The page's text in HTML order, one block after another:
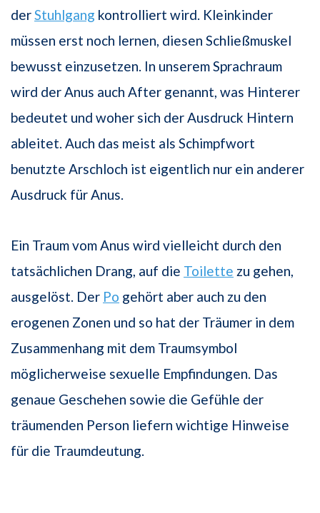
derStuhlgang kontrolliert wird. Kleinkinder
müssen erst noch lernen, diesen Schließmuskel
bewusst einzusetzen. In unserem Sprachraum
wird der Anus auch After genannt, was Hinterer
bedeutet und woher sich der Ausdruck Hintern
ableitet. Auch das meist als Schimpfwort
benutzte Arschloch ist eigentlich nur ein anderer
Ausdruck für Anus.
Ein Traum vom Anus wird vielleicht durch den
tatsächlichen Drang, auf die Toilette zu gehen,
ausgelöst. Der Po gehört aber auch zu den
erogenen Zonen und so hat der Träumer in dem
Zusammenhang mit dem Traumsymbol
möglicherweise sexuelle Empfindungen. Das
genaue Geschehen sowie die Gefühle der
träumenden Person liefern wichtige Hinweise
für die Traumdeutung.